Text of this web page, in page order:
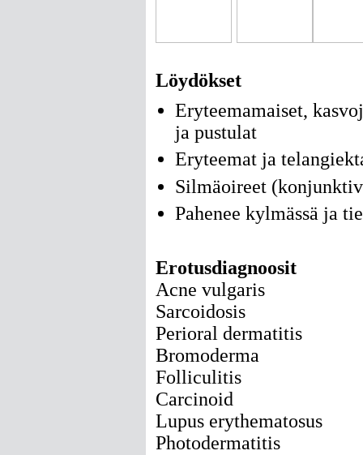
Löydökset
Eryteemamaiset,
ja pustulat
Eryteemat ja
Silmäoireet
Pahenee kylmässä ja
Erotusdiagnoosit
Acne vulgaris
Sarcoidosis
Perioral dermatitis
Bromoderma
Folliculitis
Carcinoid
Lupus erythematosus
Photodermatitis